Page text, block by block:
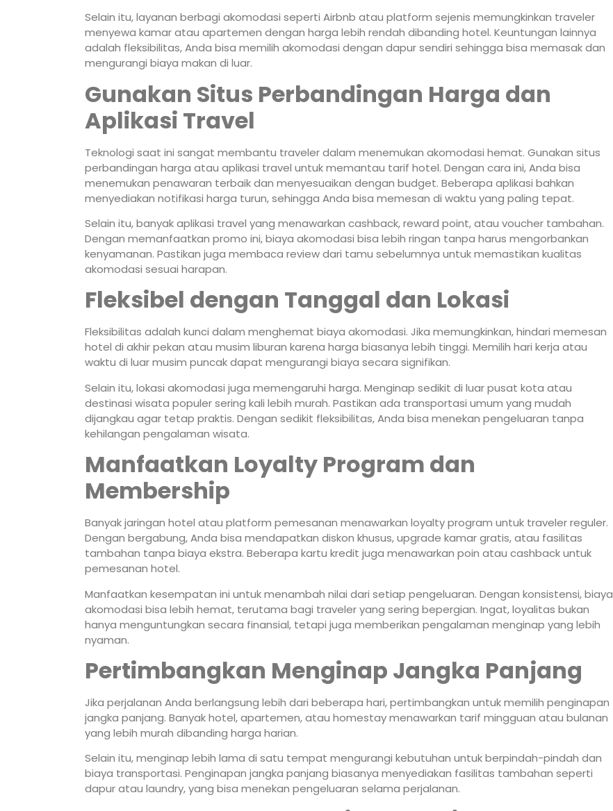
Selain itu, layanan berbagi akomodasi seperti Airbnb atau platform sejenis memungkinkan traveler
menyewa kamar atau apartemen dengan harga lebih rendah dibanding hotel. Keuntungan lainnya
adalah fleksibilitas, Anda bisa memilih akomodasi dengan dapur sendiri sehingga bisa memasak dan
mengurangi biaya makan di luar.
Gunakan Situs Perbandingan Harga dan
Aplikasi Travel
Teknologi saat ini sangat membantu traveler dalam menemukan akomodasi hemat. Gunakan situs
perbandingan harga atau aplikasi travel untuk memantau tarif hotel. Dengan cara ini, Anda bisa
menemukan penawaran terbaik dan menyesuaikan dengan budget. Beberapa aplikasi bahkan
menyediakan notifikasi harga turun, sehingga Anda bisa memesan di waktu yang paling tepat.
Selain itu, banyak aplikasi travel yang menawarkan cashback, reward point, atau voucher tambahan.
Dengan memanfaatkan promo ini, biaya akomodasi bisa lebih ringan tanpa harus mengorbankan
kenyamanan. Pastikan juga membaca review dari tamu sebelumnya untuk memastikan kualitas
akomodasi sesuai harapan.
Fleksibel dengan Tanggal dan Lokasi
Fleksibilitas adalah kunci dalam menghemat biaya akomodasi. Jika memungkinkan, hindari memesan
hotel di akhir pekan atau musim liburan karena harga biasanya lebih tinggi. Memilih hari kerja atau
waktu di luar musim puncak dapat mengurangi biaya secara signifikan.
Selain itu, lokasi akomodasi juga memengaruhi harga. Menginap sedikit di luar pusat kota atau
destinasi wisata populer sering kali lebih murah. Pastikan ada transportasi umum yang mudah
dijangkau agar tetap praktis. Dengan sedikit fleksibilitas, Anda bisa menekan pengeluaran tanpa
kehilangan pengalaman wisata.
Manfaatkan Loyalty Program dan
Membership
Banyak jaringan hotel atau platform pemesanan menawarkan loyalty program untuk traveler reguler.
Dengan bergabung, Anda bisa mendapatkan diskon khusus, upgrade kamar gratis, atau fasilitas
tambahan tanpa biaya ekstra. Beberapa kartu kredit juga menawarkan poin atau cashback untuk
pemesanan hotel.
Manfaatkan kesempatan ini untuk menambah nilai dari setiap pengeluaran. Dengan konsistensi, biaya
akomodasi bisa lebih hemat, terutama bagi traveler yang sering bepergian. Ingat, loyalitas bukan
hanya menguntungkan secara finansial, tetapi juga memberikan pengalaman menginap yang lebih
nyaman.
Pertimbangkan Menginap Jangka Panjang
Jika perjalanan Anda berlangsung lebih dari beberapa hari, pertimbangkan untuk memilih penginapan
jangka panjang. Banyak hotel, apartemen, atau homestay menawarkan tarif mingguan atau bulanan
yang lebih murah dibanding harga harian.
Selain itu, menginap lebih lama di satu tempat mengurangi kebutuhan untuk berpindah-pindah dan
biaya transportasi. Penginapan jangka panjang biasanya menyediakan fasilitas tambahan seperti
dapur atau laundry, yang bisa menekan pengeluaran selama perjalanan.